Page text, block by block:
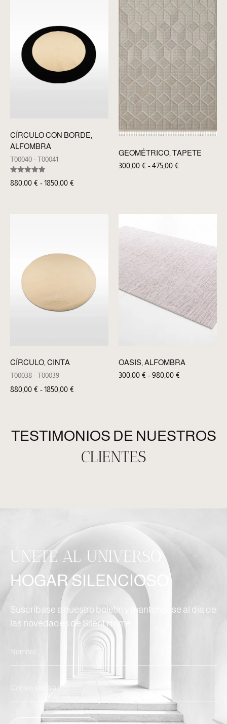
CÍRCULO CON BORDE,
ALFOMBRA
T00040 - T00041
Valorado
con
880,00 € -1850,00 €
GEOMÉTRICO, TAPETE
300,00 € -475,00 €
CÍRCULO, CINTA
T00038 - T00039
880,00 € -1850,00 €
OASIS, ALFOMBRA
300,00 € -980,00 €
TESTIMONIOS DE NUESTROS
CLIENTES
ÚNETE AL UNIVERSO
HOGAR SILENCIOSO
Suscríbase a nuestro boletín y manténgase al día de
las novedades de Silent Home.